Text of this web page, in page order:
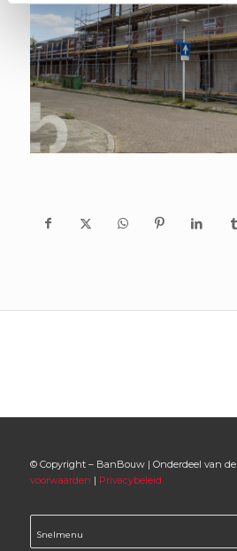
© Copyright – BanBouw | Onderdeel van de
voorwaarden | Privacybeleid